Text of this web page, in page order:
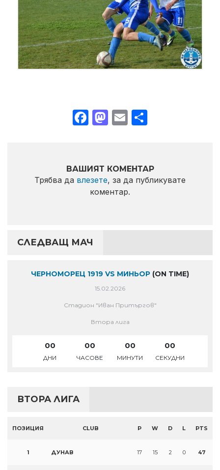
Facebook
Mastodon
Email
ВАШИЯТ КОМЕНТАР
Трябва да влезете, за да публикувате
коментар.
СЛЕДВАЩ МАЧ
ЧЕРНОМОРЕЦ 1919 VS МИНЬОР (ON TIME)
15.02.2026
Стадион "Иван Притъргов"
Втора лига
00
ДНИ
00
ЧАСОВЕ
00
МИНУТИ
00
СЕКУДНИ
ВТОРА ЛИГА
ПОЗИЦИЯ CLUB P W D L PTS
1 ДУНАВ 17 15 2 0 47